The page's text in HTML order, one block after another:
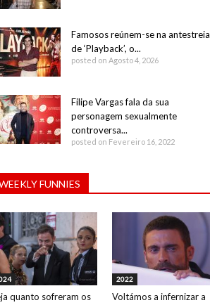
Famosos reúnem-se na antestreia
de ‘Playback’, o...
posted on Agosto 4, 2026
Filipe Vargas fala da sua
personagem sexualmente
controversa...
posted on Fevereiro 16, 2022
FUNNIES
quanto sofreram os
2022
Voltámos a infernizar a